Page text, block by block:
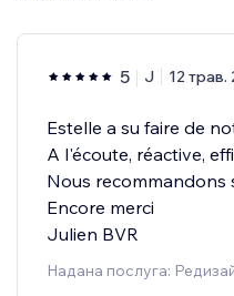
5 J 12 трав.
Estelle a su faire de
A l'écoute, réactive,
Nous recommandons
Encore merci
Julien BVR
Надана послуга: